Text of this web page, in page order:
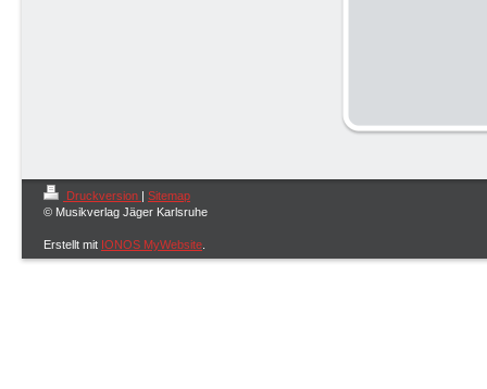
Druckversion | Sitemap
© Musikverlag Jäger Karlsruhe
Erstellt mit IONOS MyWebsite